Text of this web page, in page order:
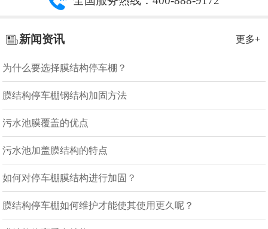
新闻资讯 更多+
为什么要选择膜结构停车棚？
膜结构停车棚钢结构加固方法
污水池膜覆盖的优点
污水池加盖膜结构的特点
如何对停车棚膜结构进行加固？
膜结构停车棚如何维护才能使其使用更久呢？